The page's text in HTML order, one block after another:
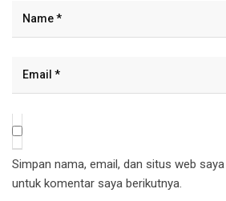
Simpan nama, email, dan situs web
untuk komentar saya berikutnya.